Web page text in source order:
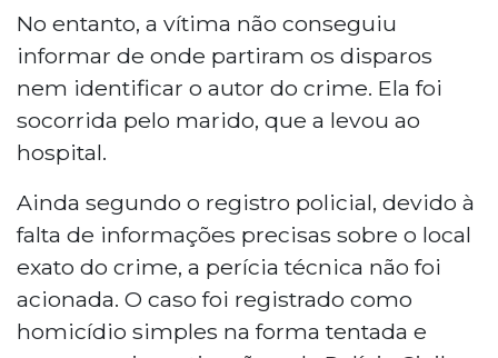
No entanto, a vítima não conseguiu
informar de onde partiram os disparos
nem identificar o autor do crime. Ela foi
socorrida pelo marido, que a levou ao
hospital.
Ainda segundo o registro policial, devido à
falta de informações precisas sobre o local
exato do crime, a perícia técnica não foi
acionada. O caso foi registrado como
homicídio simples na forma tentada e